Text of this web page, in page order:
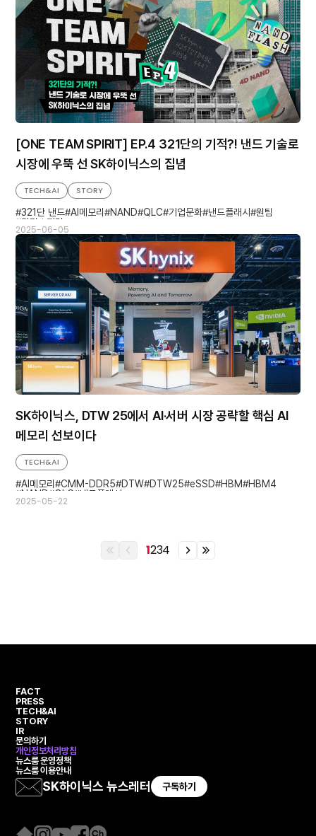
[ONE TEAM SPIRIT] EP.4 321단의 기적?! 낸드 기술로
시장에 우뚝 선 SK하이닉스의 집념
2025-06-05
TECH&AI
STORY
321단 낸드 AI메모리 NAND QLC 기업문화 낸드플래시
원팀
원팀스피릿
SK하이닉스, DTW 25에서 AI·서버 시장 공략할 핵심 AI
메모리 선보이다
2025-05-22
TECH&AI
AI메모리
CMM-DDR5 DTW DTW25 eSSD HBM
HBM4
NAND
QLC 낸드플래시
이
이
1234
이
이
FACT
PRESS
TECH&AI
STORY
IR
문의하기
개인정보처리방침
뉴스룸 운영정책
뉴스룸 이용안내
SK하이닉스 뉴스레터 구독하기